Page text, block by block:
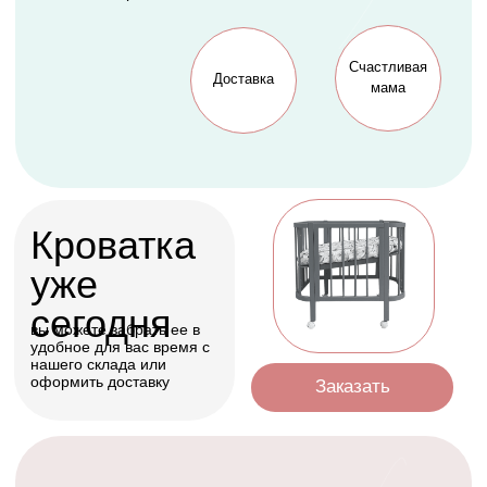
Доставим ваш заказ курьером, почтой
или службой доставки
Условия доставки
мама